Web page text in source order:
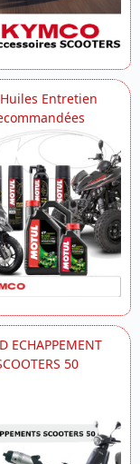
Huiles Entretien
ECHAPPEMENT
50